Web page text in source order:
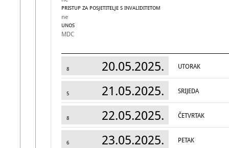
PRISTUP ZA POSJETITELJE S INVALIDITETOM
ne
UNOS
MDC
8 20.05.2025. UTORAK
5 21.05.2025. SRIJEDA
8 22.05.2025. ČETVRTAK
6 23.05.2025. PETAK